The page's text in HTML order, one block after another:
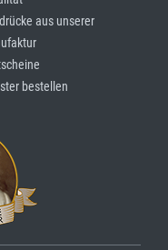
aus unserer
bestellen